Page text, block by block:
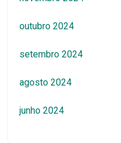
outubro 2024
setembro 2024
agosto 2024
junho 2024